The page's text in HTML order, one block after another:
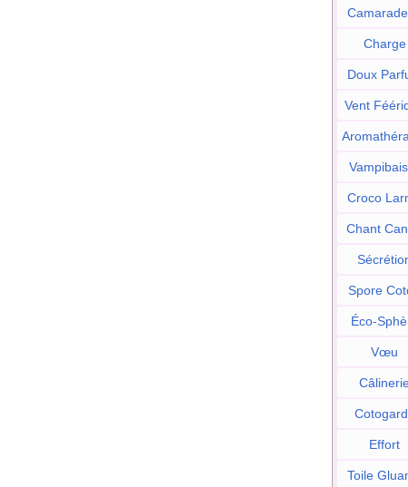
Charge
Doux
Vent
Croco
Chant
Spore
Éco-
Vœu
Effort
Toile